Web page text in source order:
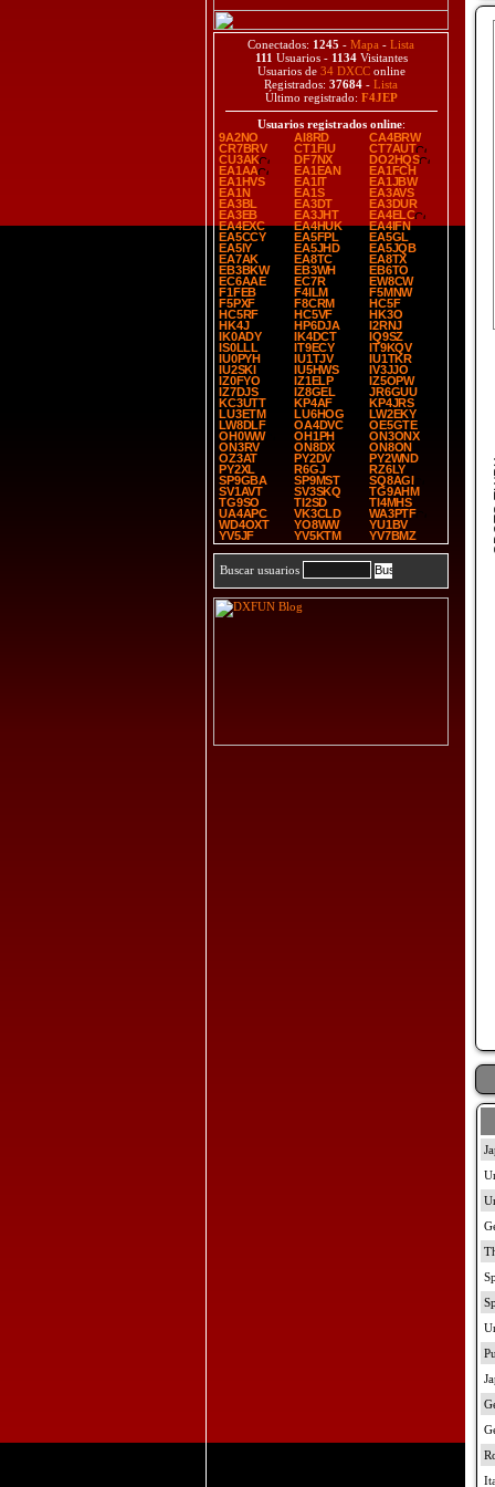
Conectados: 1245 - Mapa - Lista
111 Usuarios - 1134Visitantes
Usuarios de 34 DXCConline
Registrados: 37684 - Lista
Último registrado: F4JEP
Usuarios registrados online:
9A2NO
AI8RD
CA4BRW
CR7BRV
CT1FIU
CT7AUT
CU3AK
DF7NX
DO2HQS
EA1AA
EA1EAN
EA1FCH
EA1HVS
EA1IT
EA1JBW
EA1N
EA1S
EA3AVS
EA3BL
EA3DT
EA3DUR
EA3EB
EA3JHT
EA4ELC
EA4EXC
EA4HUK
EA4IFN
EA5CCY
EA5FPL
EA5GL
EA5IY
EA5JHD
EA5JQB
EA7AK
EA8TC
EA8TX
EB3BKW
EB3WH
EB6TO
EC6AAE
EC7R
EW8CW
F1FEB
F4ILM
F5MNW
F5PXF
F8CRM
HC5F
HC5RF
HC5VF
HK3O
HK4J
HP6DJA
I2RNJ
IK0ADY
IK4DCT
IQ9SZ
IS0LLL
IT9ECY
IT9KQV
IU0PYH
IU1TJV
IU1TKR
IU2SKI
IU5HWS
IV3JJO
IZ0FYO
IZ1ELP
IZ5OPW
IZ7DJS
IZ8GEL
JR6GUU
KC3UTT
KP4AF
KP4JRS
LU3ETM
LU6HOG
LW2EKY
LW8DLF
OA4DVC
OE5GTE
OH0WW
OH1PH
ON3ONX
ON3RV
ON8DX
ON8ON
OZ3AT
PY2DV
PY2WND
PY2XL
R6GJ
RZ6LY
SP9GBA
SP9MST
SQ8AGI
SV1AVT
SV3SKQ
TG9AHM
TG9SO
TI2SD
TI4MHS
UA4APC
VK3CLD
WA3PTF
WD4OXT
YO8WW
YU1BV
YV5JF
YV5KTM YV7BMZ
Buscar usuarios